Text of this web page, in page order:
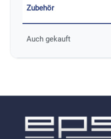
Zubehör
Auch gekauft